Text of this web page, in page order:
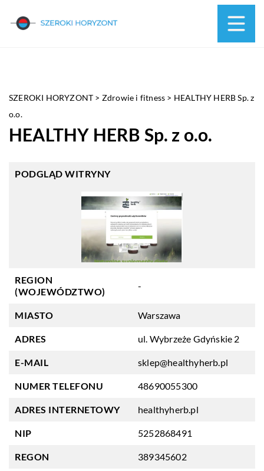
SZEROKI HORYZONT > Zdrowie i fitness > HEALTHY HERB Sp. z
o.o.
HEALTHY HERB Sp. z o.o.
PODGLĄD WITRYNY
REGION
(WOJEWÓDZTWO)
-
MIASTO Warszawa
ADRES ul. Wybrzeże Gdyńskie 2
E-MAIL sklep@healthyherb.pl
NUMER TELEFONU 48690055300
ADRES INTERNETOWY healthyherb.pl
NIP 5252868491
REGON 389345602